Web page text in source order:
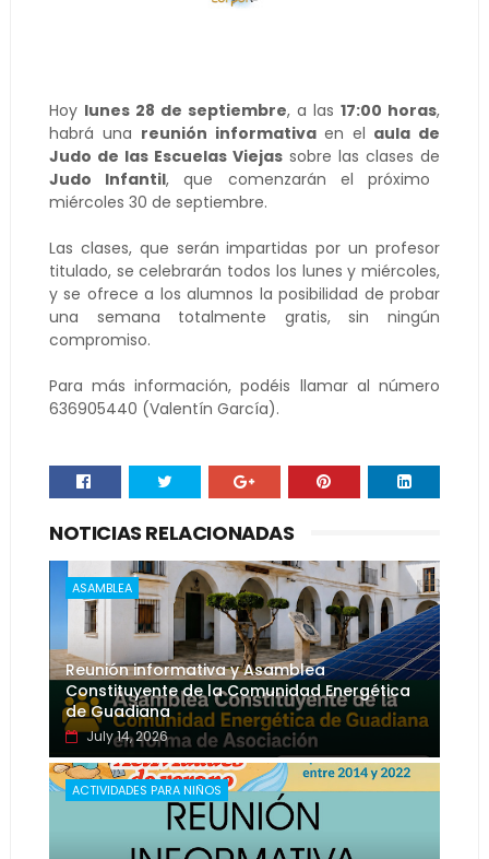
Hoy lunes 28 de septiembre, a las17:00 horas,
habrá una reunión informativaen el aula de
Judo de las Escuelas Viejas sobre las clases de
Judo Infantil, que comenzarán el próximo
miércoles 30 de septiembre.
Las clases, que serán impartidas por un profesor
titulado, se celebrarán todos los lunes y miércoles,
y se ofrece a los alumnos la posibilidad de probar
una semana totalmente gratis, sin ningún
compromiso.
Para más información, podéis llamar al número
636905440 (Valentín García).
NOTICIAS RELACIONADAS
ASAMBLEA
Reunión informativa y Asamblea
Constituyente de la Comunidad Energética
de Guadiana
July 14, 2026
ACTIVIDADES PARA NIÑOS